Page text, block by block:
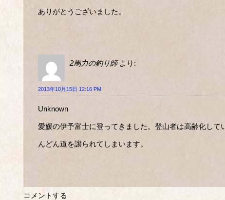
ありがとうございました。
2馬力の釣り師 より:
2013年10月15日 12:16 PM
Unknown
愛媛の伊予富士に登ってきました。登山者は高齢化して
んどん道を譲られてしまいます。
コメントする